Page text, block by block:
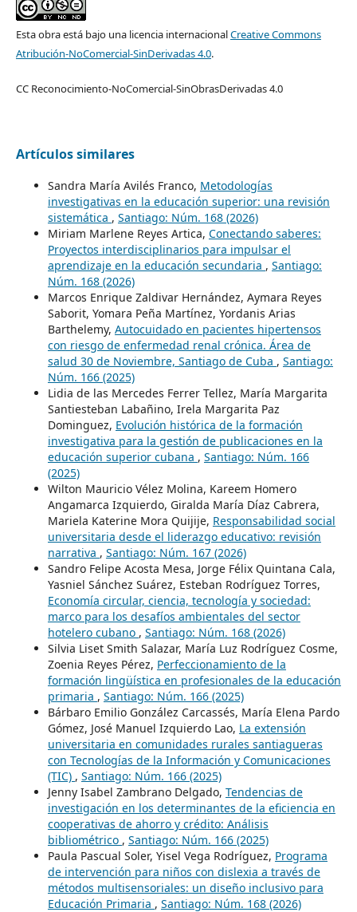
Esta obra está bajo una licencia internacionalCreative Commons
Atribución-NoComercial-SinDerivadas 4.0.
CC Reconocimiento-NoComercial-SinObrasDerivadas 4.0
Artículos similares
Sandra María Avilés Franco, Metodologías
investigativas en la educación superior: una revisión
sistemática , Santiago: Núm. 168 (2026)
Miriam Marlene Reyes Artica, Conectando saberes:
Proyectos interdisciplinarios para impulsar el
aprendizaje en la educación secundaria , Santiago:
Núm. 168 (2026)
Marcos Enrique Zaldivar Hernández, Aymara Reyes
Saborit, Yomara Peña Martínez, Yordanis Arias
Barthelemy, Autocuidado en pacientes hipertensos
con riesgo de enfermedad renal crónica. Área de
salud 30 de Noviembre, Santiago de Cuba , Santiago:
Núm. 166 (2025)
Lidia de las Mercedes Ferrer Tellez, María Margarita
Santiesteban Labañino, Irela Margarita Paz
Dominguez, Evolución histórica de la formación
investigativa para la gestión de publicaciones en la
educación superior cubana , Santiago: Núm. 166
(2025)
Wilton Mauricio Vélez Molina, Kareem Homero
Angamarca Izquierdo, Giralda María Díaz Cabrera,
Mariela Katerine Mora Quijije, Responsabilidad social
universitaria desde el liderazgo educativo: revisión
narrativa , Santiago: Núm. 167 (2026)
Sandro Felipe Acosta Mesa, Jorge Félix Quintana Cala,
Yasniel Sánchez Suárez, Esteban Rodríguez Torres,
Economía circular, ciencia, tecnología y sociedad:
marco para los desafíos ambientales del sector
hotelero cubano , Santiago: Núm. 168 (2026)
Silvia Liset Smith Salazar, María Luz Rodríguez Cosme,
Zoenia Reyes Pérez, Perfeccionamiento de la
formación lingüística en profesionales de la educación
primaria , Santiago: Núm. 166 (2025)
Bárbaro Emilio González Carcassés, María Elena Pardo
Gómez, José Manuel Izquierdo Lao, La extensión
universitaria en comunidades rurales santiagueras
con Tecnologías de la Información y Comunicaciones
(TIC) , Santiago: Núm. 166 (2025)
Jenny Isabel Zambrano Delgado, Tendencias de
investigación en los determinantes de la eficiencia en
cooperativas de ahorro y crédito: Análisis
bibliométrico , Santiago: Núm. 166 (2025)
Paula Pascual Soler, Yisel Vega Rodríguez, Programa
de intervención para niños con dislexia a través de
métodos multisensoriales: un diseño inclusivo para
Educación Primaria , Santiago: Núm. 168 (2026)